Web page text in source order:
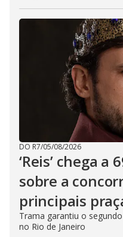
DO R7/05/08/2026
‘Reis’ chega a
sobre a
principais
Trama garantiu o
no Rio de Janeiro